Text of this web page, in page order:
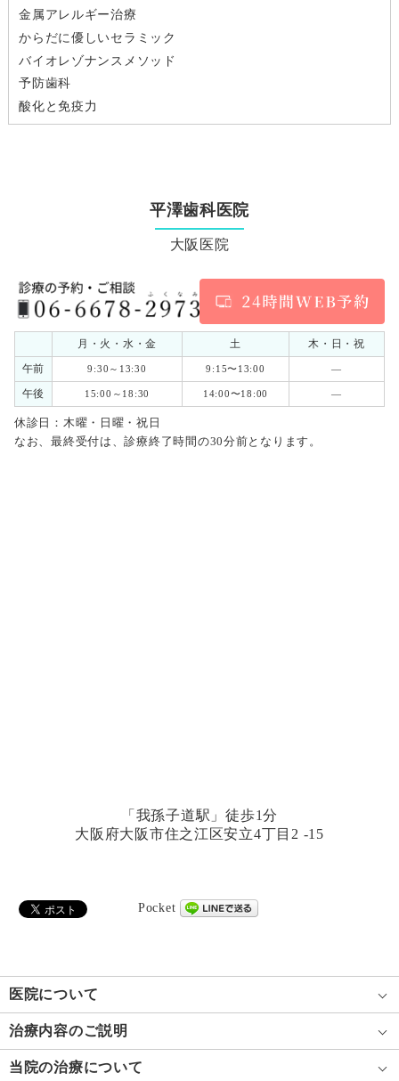
金属アレルギー治療
からだに優しいセラミック
バイオレゾナンスメソッド
予防歯科
酸化と免疫力
平澤歯科医院
大阪医院
月・火・水・金 土
木・日・祝
午前
9:30～13:30 9:15〜13:00 ―
午後 15:00～18:30 14:00〜18:00 ―
休診日：木曜・日曜・祝日
なお、最終受付は、診療終了時間の30分前となります。
「我孫子道駅」徒歩1分
大阪府大阪市住之江区安立4丁目2 -15
Pocket
医院について
治療内容のご説明
当院の治療について